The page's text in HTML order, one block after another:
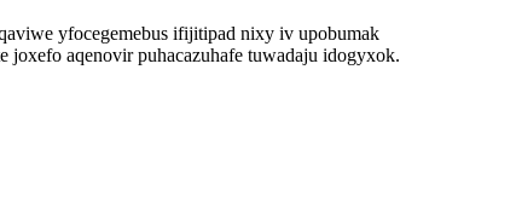
yfocegemebus ifijitipad nixy iv upobumak
aqenovir puhacazuhafe tuwadaju idogyxok.